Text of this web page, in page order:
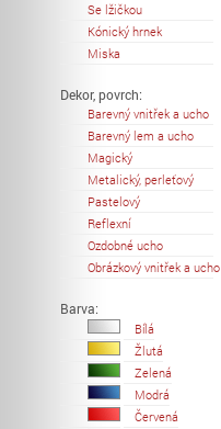
Se lžičkou
Kónický hrnek
Miska
Dekor, povrch:
Barevný vnitřek a ucho
Barevný lem a ucho
Magický
Metalický, perleťový
Pastelový
Reflexní
Ozdobné ucho
Obrázkový vnitřek a ucho
Barva:
Bílá
Žlutá
Zelená
Modrá
Červená